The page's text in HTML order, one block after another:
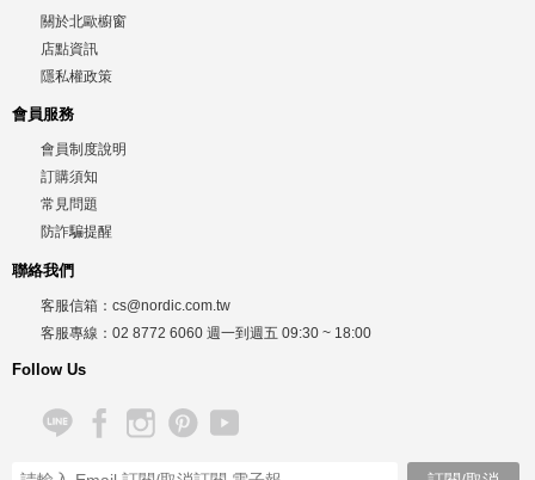
關於北歐櫥窗
店點資訊
隱私權政策
會員服務
會員制度說明
訂購須知
常見問題
防詐騙提醒
聯絡我們
客服信箱： cs@nordic.com.tw
客服專線： 02 8772 6060 週一到週五 09:30 ~ 18:00
Follow Us